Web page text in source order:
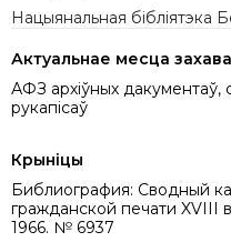
Нацыянальная бібліятэка
Актуальнае месца
АФЗ архіўных дакументаў,
рукапісаў
Крыніцы
Библиография: Сводный
гражданской печати XVIII
1966. № 6937